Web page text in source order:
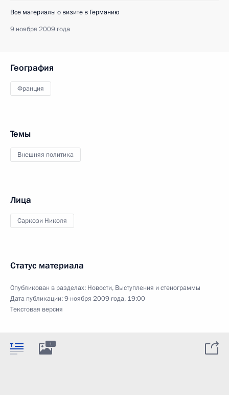
Все материалы о визите в Германию
9 ноября 2009 года
География
Франция
Темы
Внешняя политика
Лица
Саркози Николя
Статус материала
Опубликован в разделах: Новости, Выступления и стенограммы
Дата публикации:9 ноября 2009 года, 19:00
Текстовая версия
1